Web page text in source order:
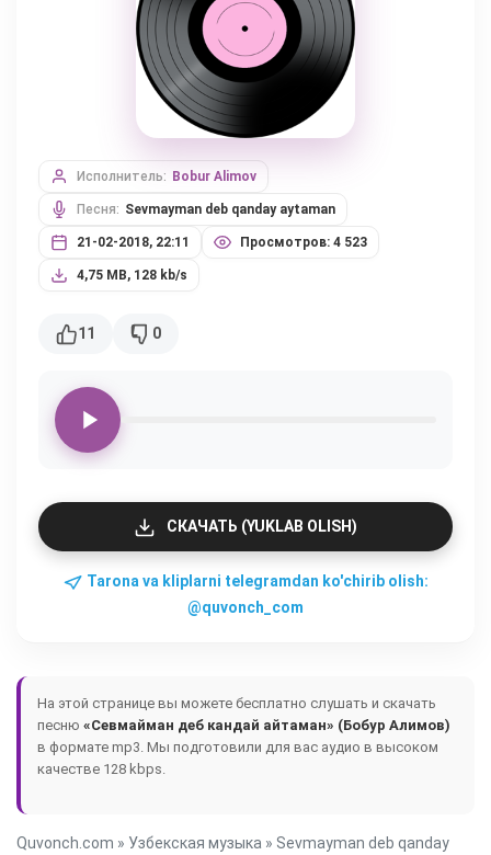
Исполнитель: Bobur Alimov
Песня: Sevmayman deb qanday aytaman
21-02-2018, 22:11 Просмотров: 4 523
4,75 MB, 128 kb/s
11 0
СКАЧАТЬ (YUKLAB OLISH)
Tarona va kliplarni telegramdan ko'chirib olish:
@quvonch_com
На этой странице вы можете бесплатно слушать и скачать
песню «Севмайман деб кандай айтаман» (Бобур Алимов)
в формате mp3. Мы подготовили для вас аудио в высоком
качестве 128 kbps.
Quvonch.com » Узбекская музыка » Sevmayman deb qanday